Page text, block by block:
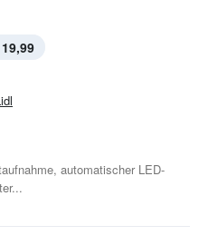
automatischer LED-